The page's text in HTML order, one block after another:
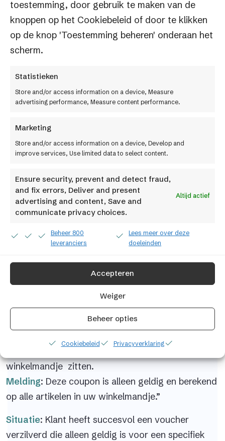
toestemming, door gebruik te maken van de
knoppen op het Cookiebeleid of door te klikken
op de knop 'Toestemming beheren' onderaan het
scherm.
Statistieken
Store and/or access information on a device, Measure
advertising performance, Measure content performance.
Marketing
Store and/or access information on a device, Develop and
improve services, Use limited data to select content.
Ensure security, prevent and detect fraud,
and fix errors, Deliver and present
advertising and content, Save and
communicate privacy choices.
Altijd actief
Beheer 800
leveranciers
Lees meer over deze
doeleinden
Accepteren
Weiger
Beheer opties
Cookiebeleid Privacyverklaring
artikelen in uw winkelmandje.
Situatie: Klant probeert een kortingscode in te
vullen die niet geldig als er afgeprijsde artikelen in
product uit de opruiming (sale) heeft toegevoegd.
afgeprijsde artikelen in uw winkelmandje heeft.
Situatie: Klant heeft succesvol een voucher
afgeprijsde artikelen in het winkelmandje zitten.
Melding: Deze coupon is alleen geldig en berekend
over niet afgeprijsde artikelen.
Situatie: Klant heeft succesvol een voucher
afgeprijsde artikelen in het winkelmandje zitten.
Melding: Deze coupon is alleen geldig en
berekend, omdat u geen afgeprijsde artikelen in uw
winkelmandje heeft.”
winkelmandje zitten.
Melding: Deze coupon is alleen geldig en berekend
op alle artikelen in uw winkelmandje.”
Situatie: Klant heeft succesvol een voucher
verzilverd die alleen geldig is voor een specifiek